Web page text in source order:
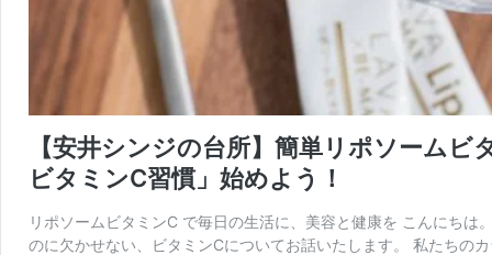
【安井シンジの台所】簡単リポソーム
ビタミンC習慣」始めよう！
リポソームビタミンC で毎日の生活に、美容と健康を こんにち
のに欠かせない、ビタミンCについてお話いたします。 私たちの